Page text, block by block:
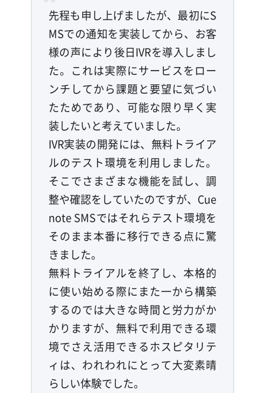
先程も申し上げましたが、最初にS
MSでの通知を実装してから、お客
様の声により後日IVRを導入しまし
た。これは実際にサービスをロー
ンチしてから課題と要望に気づい
たためであり、可能な限り早く実
装したいと考えていました。
IVR実装の開発には、無料トライア
ルのテスト環境を利用しました。
そこでさまざまな機能を試し、調
整や確認をしていたのですが、Cue
note SMSではそれらテスト環境を
そのまま本番に移行できる点に驚
きました。
無料トライアルを終了し、本格的
に使い始める際にまた一から構築
するのでは大きな時間と労力がか
かりますが、無料で利用できる環
境でさえ活用できるホスピタリテ
ィは、われわれにとって大変素晴
らしい体験でした。